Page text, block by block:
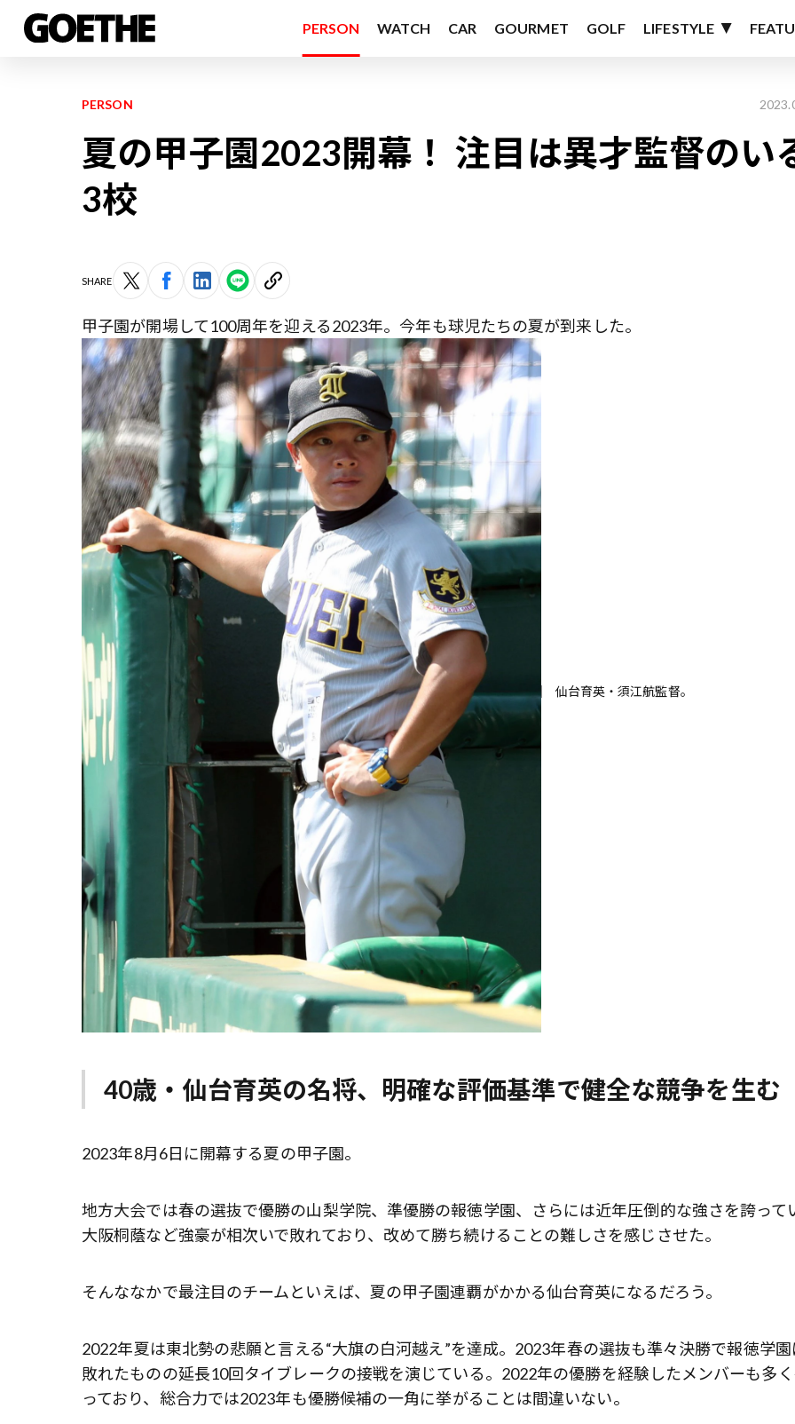
PERSON WATCH CAR GOURMET GOLF LIFESTYLE
PERSON
夏の甲子園2023開幕！ 注目は異才監督のい
3校
SHARE
甲子園が開場して100周年を迎える2023年。今年も球児たちの夏が到来した。
仙台育英・須江航監督。
40歳・仙台育英の名将、明確な評価基準で健全な競争を生む
2023年8月6日に開幕する夏の甲子園。
地方大会では春の選抜で優勝の山梨学院、準優勝の報徳学園、さらには近年圧倒的な強さを誇って
大阪桐蔭など強豪が相次いで敗れており、改めて勝ち続けることの難しさを感じさせた。
そんななかで最注目のチームといえば、夏の甲子園連覇がかかる仙台育英になるだろう。
2022年夏は東北勢の悲願と言える“大旗の白河越え”を達成。2023年春の選抜も準々決勝で報徳学園
敗れたものの延長10回タイブレークの接戦を演じている。2022年の優勝を経験したメンバーも多
っており、総合力では2023年も優勝候補の一角に挙がることは間違いない。